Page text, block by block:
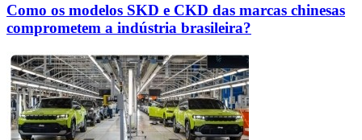
Como os modelos SKD e CKD das marcas chinesas
comprometem a indústria brasileira?